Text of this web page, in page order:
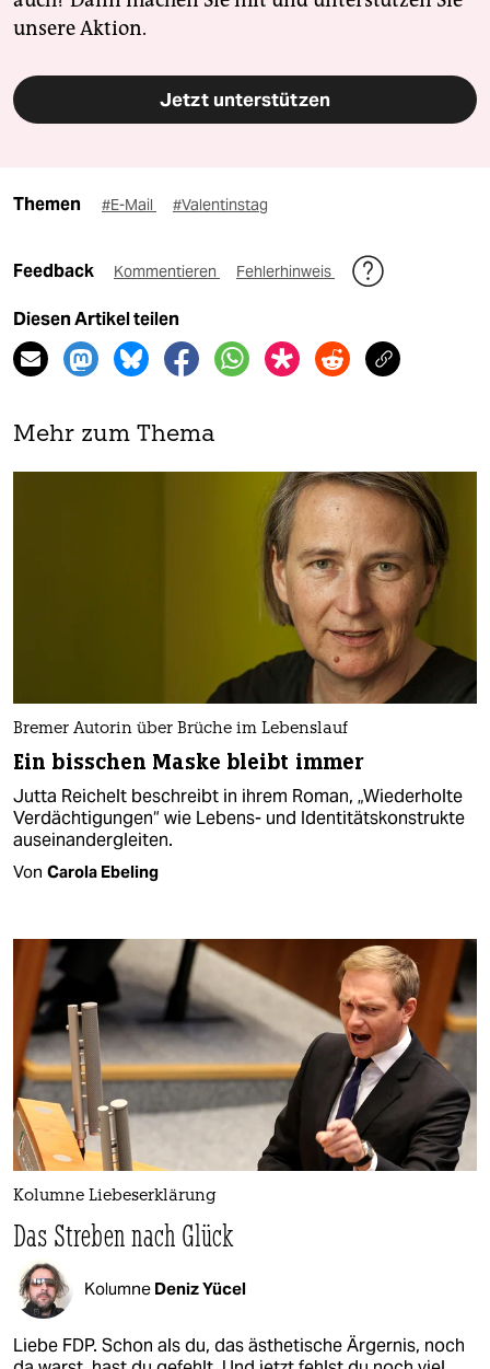
unsere Aktion.
Jetzt unterstützen
Themen #E-Mail #Valentinstag
Feedback Kommentieren Fehlerhinweis
Diesen Artikel teilen
Mehr zum Thema
Bremer Autorin über Brüche im Lebenslauf
Ein bisschen Maske bleibt immer
Jutta Reichelt beschreibt in ihrem Roman, „Wiederholte
Verdächtigungen“ wie Lebens- und Identitätskonstrukte
auseinandergleiten.
Von Carola Ebeling
Kolumne Liebeserklärung
Das Streben nach Glück
Kolumne Deniz Yücel
Liebe FDP. Schon als du, das ästhetische Ärgernis, noch